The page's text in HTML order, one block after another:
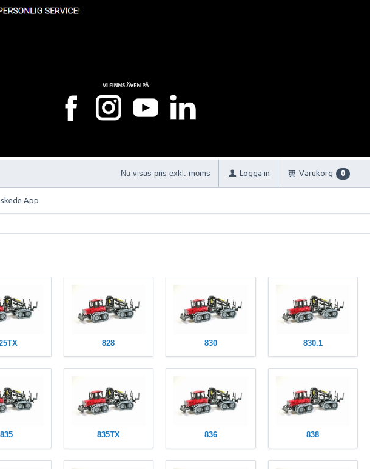
Nu visas pris exkl. moms Logga in Varukorg 0
App
828 830 830.1
835 835TX 836 838